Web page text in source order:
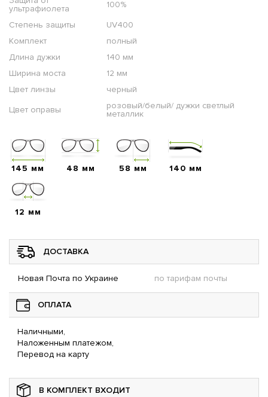
ультрафиолета
100%
Степень защиты
UV400
Комплект
полный
Длина дужки
140 мм
Ширина моста
12 мм
Цвет линзы
черный
Цвет оправы
розовый/белый/ дужки светлый
металлик
145 мм 48 мм 58 мм 140 мм
12 мм
ДОСТАВКА
Новая Почта по Украине по тарифам почты
ОПЛАТА
Наличными,
Наложенным платежом,
Перевод на карту
В КОМПЛЕКТ ВХОДИТ